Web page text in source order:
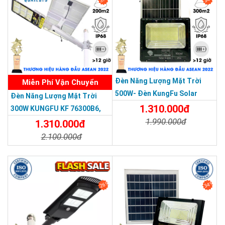
THƯƠNG HIỆU HÀNG ĐẦU ASEAN 2022
Miễn Phí Vận Chuyển
Đèn Năng Lượng Mặt Trời
300W KUNGFU KF 76300B6,
IP68, Bảng Giá 2026
1.310.000đ
2.100.000đ
Đèn Năng Lượng Mặt Trời
500W- Đèn KungFu Solar
Năng Lượng Mặt Trời 500W,IP
67 Loại Lớn
1.310.000đ
1.990.000đ
26% 34%